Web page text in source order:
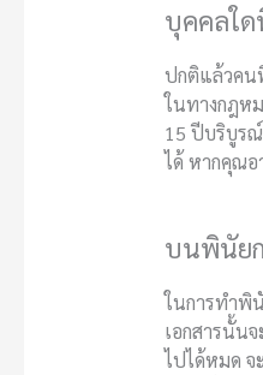
บุคคลใด
ปกติแล้วคน
ในทางกฎห
15 ปีบริบูร
ได้ หากคุณอ
บนพินัยก
ในการทำพิ
เอกสารนั้น
ไปได้หมด จ